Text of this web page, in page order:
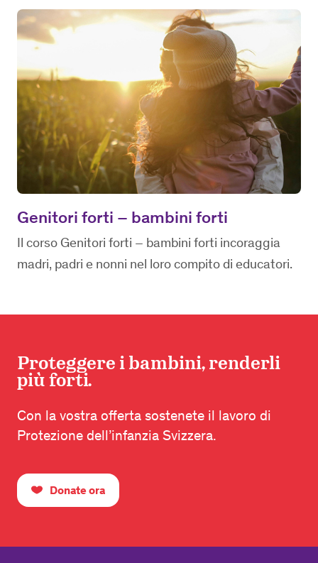
Genitori forti – bambini forti
Il corso Genitori forti – bambini forti incoraggia
madri, padri e nonni nel loro compito di educatori.
Proteggere i bambini, renderli
più forti.
Con la vostra offerta sostenete il lavoro di
Protezione dell’infanzia Svizzera.
Donate ora